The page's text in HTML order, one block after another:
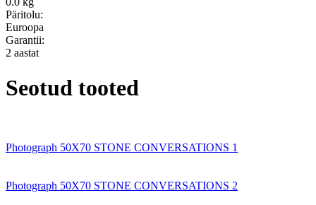
Päritolu:
Euroopa
Garantii:
2 aastat
Seotud tooted
Photograph 50X70 STONE CONVERSATIONS 1
Photograph 50X70 STONE CONVERSATIONS 2